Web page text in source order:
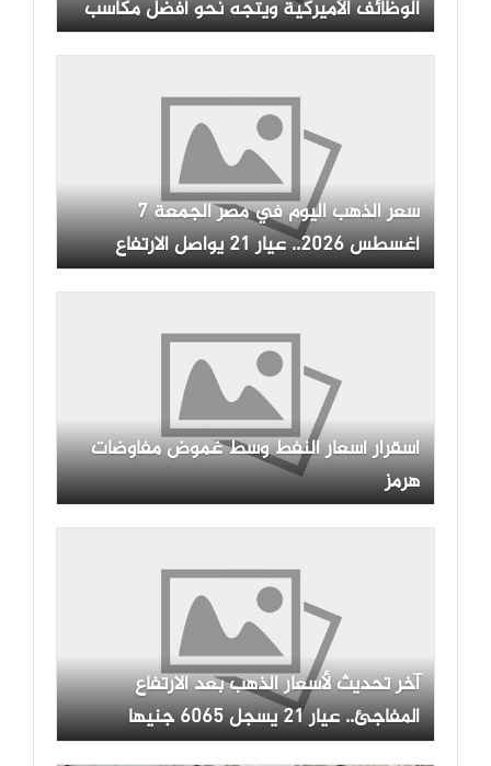
الوظائف الأميركية ويتجه نحو أفضل مكاسب
أسبوعية
سعر الذهب اليوم في مصر الجمعة 7
أغسطس 2026.. عيار 21 يواصل الارتفاع
اسقرار أسعار النفط وسط غموض مفاوضات
هرمز
آخر تحديث لأسعار الذهب بعد الارتفاع
المفاجئ.. عيار 21 يسجل 6065 جنيها